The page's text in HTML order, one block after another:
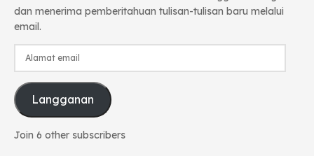
dan menerima pemberitahuan tulisan-tulisan baru melalui
email.
Alamat
Langganan
Join 6 other subscribers